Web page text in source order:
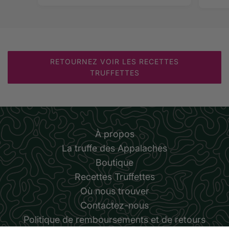
RETOURNEZ VOIR LES RECETTES
TRUFFETTES
À propos
La truffe des Appalaches
Boutique
Recettes Truffettes
Où nous trouver
Contactez-nous
Politique de remboursements et de retours